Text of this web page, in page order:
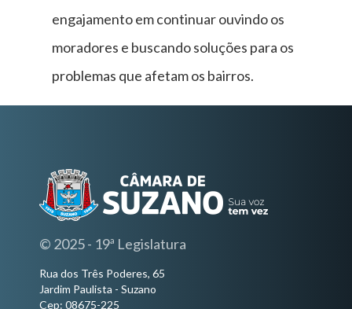
engajamento em continuar ouvindo os
moradores e buscando soluções para os
problemas que afetam os bairros.
© 2025 - 19ª Legislatura
Rua dos Três Poderes, 65
Jardim Paulista - Suzano
Cep: 08675-225